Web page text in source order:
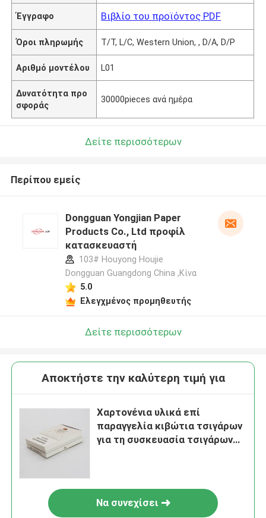
Έγγραφο Βιβλίο του προϊόντος PDF
Όροι πληρωμής T/T, L/C, Western Union, , D/A, D/P
Αριθμό μοντέλου L01
Δυνατότητα προ
σφοράς
30000pieces ανά ημέρα
Δείτε περισσότερων
Περίπου εμείς
Dongguan Yongjian Paper
Products Co., Ltd προφίλ
κατασκευαστή
103# Houyong Houjie
Dongguan Guangdong China ,Κίνα
5.0
Ελεγχμένος προμηθευτής
Δείτε περισσότερων
Αποκτήστε την καλύτερη τιμή για
Χαρτονένια υλικά επί
παραγγελία κιβώτια τσιγάρων
για τη συσκευασία τσιγάρων
Να συνεχίσει